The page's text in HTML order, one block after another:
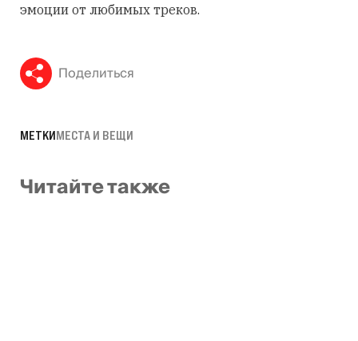
эмоции от любимых треков.
Поделиться
МЕТКИМЕСТА И ВЕЩИ
Читайте также